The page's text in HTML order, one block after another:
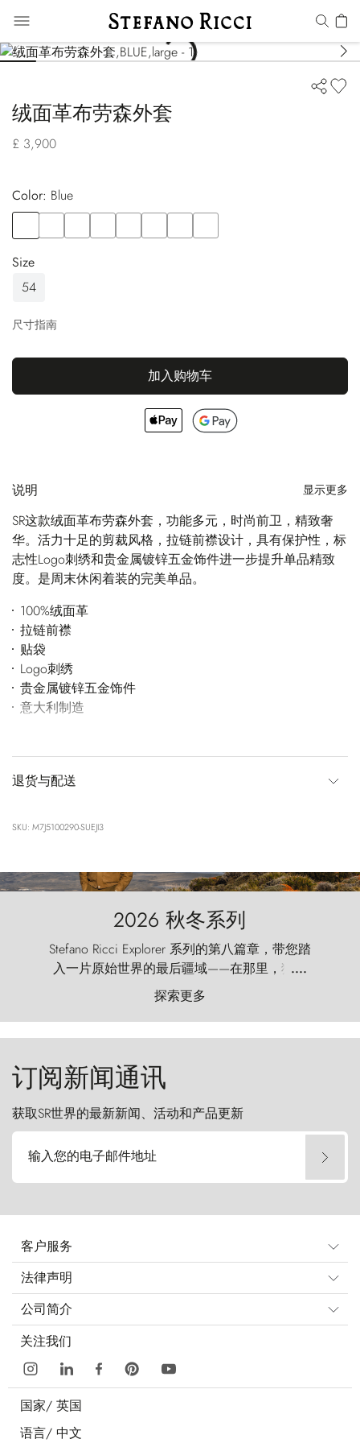
绒面革布劳森外套
£ 3,900
Color:
blue
Size
54
尺寸指南
加入购物车
说明 显示更多
SR这款绒面革布劳森外套，功能多元，时尚前卫，精致奢
华。活力十足的剪裁风格，拉链前襟设计，具有保护性，标
志性Logo刺绣和贵金属镀锌五金饰件进一步提升单品精致
度。是周末休闲着装的完美单品。
100%绒面革
拉链前襟
贴袋
Logo刺绣
贵金属镀锌五金饰件
意大利制造
退货与配送
SKU: M7J5100290-SUEJI3
2026 秋冬系列
Stefano Ricci Explorer 系列的第八篇章，带您踏
入一片原始世界的最后疆域——在那里，狂风
以远古的怒号雕琢着自然，而百内塔（Torres
del Paine）则宛如石砌的哨兵，傲然向苍穹发
起挑战。
....
探索更多
订阅新闻通讯
获取SR世界的最新新闻、活动和产品更新
输入您的电子邮件地址
客户服务
法律声明
公司简介
关注我们
国家/ 英国
语言/ 中文